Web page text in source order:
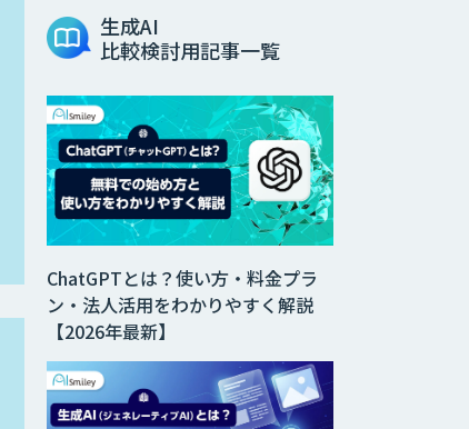
生成AI
比較検討用記事一覧
ChatGPTとは？使い方・料金プラ
ン・法人活用をわかりやすく解説
【2026年最新】